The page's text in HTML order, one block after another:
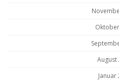
August
Januar